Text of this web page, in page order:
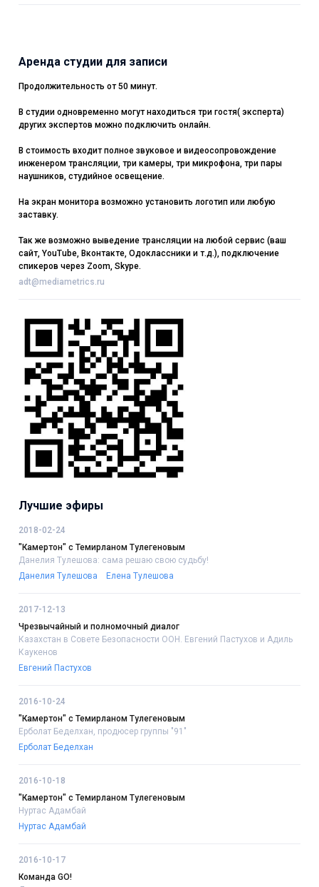
Аренда студии для записи
Продолжительность от 50 минут.
В студии одновременно могут находиться три гостя( эксперта)
других экспертов можно подключить онлайн.
В стоимость входит полное звуковое и видеосопровождение
инженером трансляции, три камеры, три микрофона, три пары
наушников, студийное освещение.
На экран монитора возможно установить логотип или любую
заставку.
Так же возможно выведение трансляции на любой сервис (ваш
сайт, YouTube, Вконтакте, Одоклассники и т.д.), подключение
спикеров через Zoom, Skype.
adt@mediametrics.ru
Лучшие эфиры
2018-02-24
"Камертон" с Темирланом Тулегеновым
Данелия Тулешова: сама решаю свою судьбу!
Данелия Тулешова
Елена Тулешова
2017-12-13
Чрезвычайный и полномочный диалог
Казахстан в Совете Безопасности ООН. Евгений Пастухов и Адиль
Каукенов
Евгений Пастухов
2016-10-24
"Камертон" с Темирланом Тулегеновым
Ерболат Беделхан, продюсер группы "91"
Ерболат Беделхан
2016-10-18
"Камертон" с Темирланом Тулегеновым
Нуртас Адамбай
Нуртас Адамбай
2016-10-17
Команда GO!